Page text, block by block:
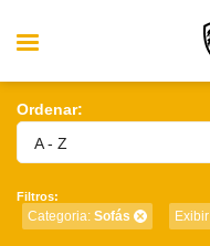
Ordenar:
A - Z
Filtros:
Categoria: Sofás